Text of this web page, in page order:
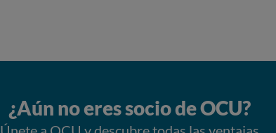
¿Aún no eres socio de OCU?